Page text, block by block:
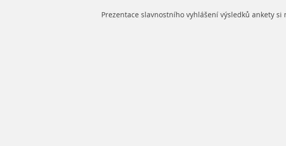
Prezentace slavnostního vyhlášení výsledků ankety